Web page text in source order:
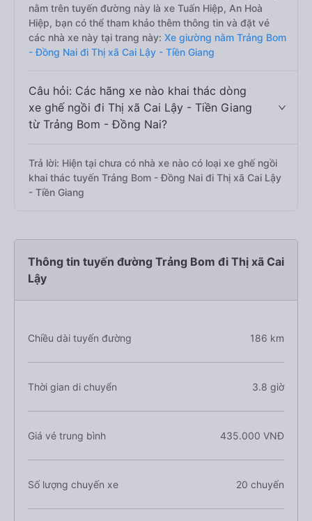
nằm trên tuyến đường này là xe Tuấn Hiệp, An Hoà
Hiệp, bạn có thể tham khảo thêm thông tin và đặt vé
các nhà xe này tại trang này: Xe giường nằm Trảng Bom
- Đồng Nai đi Thị xã Cai Lậy - Tiền Giang
Câu hỏi: Các hãng xe nào khai thác dòng
xe ghế ngồi đi Thị xã Cai Lậy - Tiền Giang
từ Trảng Bom - Đồng Nai?
Trả lời: Hiện tại chưa có nhà xe nào có loại xe ghế ngồi
khai thác tuyến Trảng Bom - Đồng Nai đi Thị xã Cai Lậy
- Tiền Giang
Thông tin tuyến đường Trảng Bom đi Thị xã Cai
Lậy
Chiều dài tuyến đường 186 km
Thời gian di chuyển 3.8 giờ
Giá vé trung bình 435.000 VNĐ
Số lượng chuyến xe 20 chuyến